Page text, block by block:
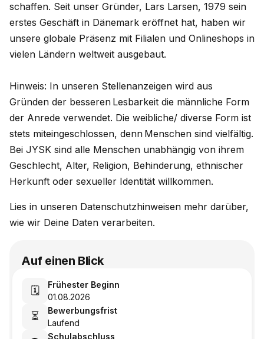
schaffen. Seit unser Gründer, Lars Larsen, 1979 sein
erstes Geschäft in Dänemark eröffnet hat, haben wir
unsere globale Präsenz mit Filialen und Onlineshops in
vielen Ländern weltweit ausgebaut.
Hinweis: In unseren Stellenanzeigen wird aus
Gründen der besseren Lesbarkeit die männliche Form
der Anrede verwendet. Die weibliche/ diverse Form ist
stets miteingeschlossen, denn Menschen sind vielfältig.
Bei JYSK sind alle Menschen unabhängig von ihrem
Geschlecht, Alter, Religion, Behinderung, ethnischer
Herkunft oder sexueller Identität willkommen.
Lies in unseren Datenschutzhinweisen mehr darüber,
wie wir Deine Daten verarbeiten.
Auf einen Blick
🗓️
Frühester Beginn
01.08.2026
⏳
Bewerbungsfrist
Laufend
Schulabschluss